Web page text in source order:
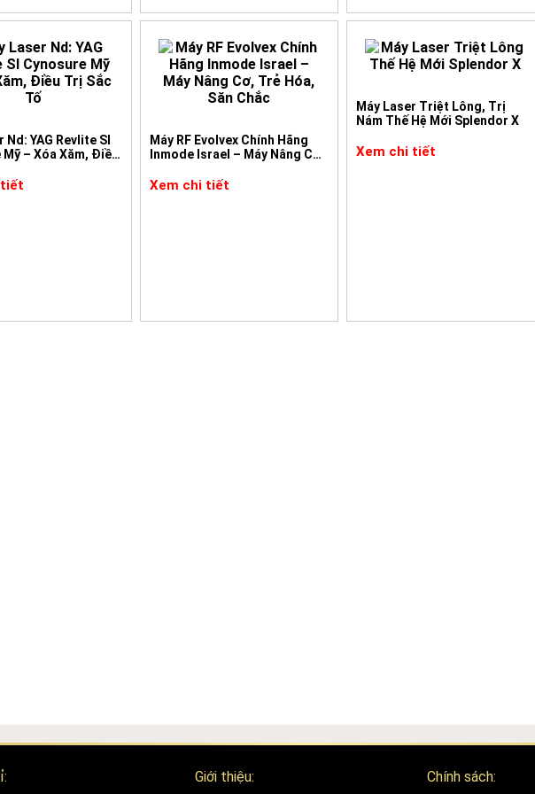
dẫn quang RF bền bỉ, đảm bảo tia laser phát ra ổn định và chính xác.
tái phát như khô rát, giãn rộng âm đạo hoặc tiểu không tự chủ. Cải thiện toàn diện
kín cho khách hàng.
là lựa chọn hàng đầu cho các spa, thẩm mỹ viện và phòng khám mong muốn nâng cấp
khách hàng. Đây là thiết bị không chỉ giúp tăng hiệu quả điều trị mà còn xây dựng uy
Wontech
tố tối màu và mang lại vẻ ngoài sáng hồng tự nhiên và tươi sáng.
Nd: YAG Revlite SI
Mỹ – Xóa Xăm, Điều
tiết
Máy RF Evolvex Chính Hãng
Inmode Israel – Máy Nâng Cơ,
Xem chi tiết
Máy Laser Triệt Lông, Trị
Nám Thế Hệ Mới Splendor X
Xem chi tiết
Giới thiệu: Chính sách: